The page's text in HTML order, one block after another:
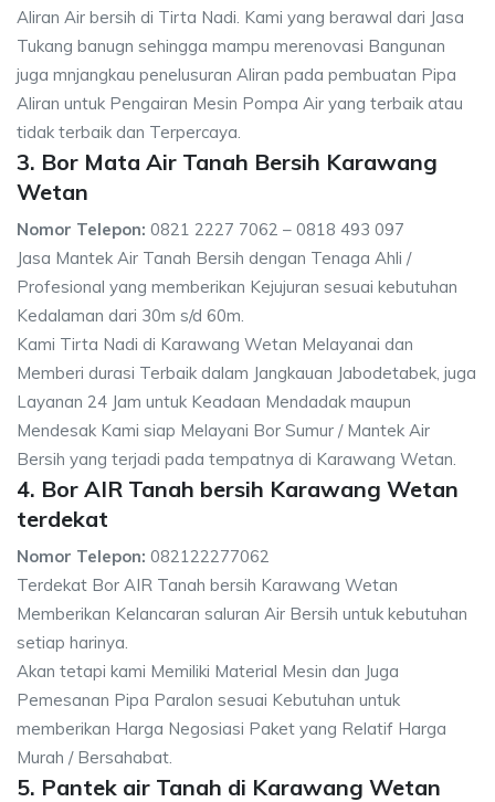
Aliran Air bersih di Tirta Nadi. Kami yang berawal dari Jasa
Tukang banugn sehingga mampu merenovasi Bangunan
juga mnjangkau penelusuran Aliran pada pembuatan Pipa
Aliran untuk Pengairan Mesin Pompa Air yang terbaik atau
tidak terbaik dan Terpercaya.
3. Bor Mata Air Tanah Bersih Karawang
Wetan
Nomor Telepon: 0821 2227 7062 – 0818 493 097
Jasa Mantek Air Tanah Bersih dengan Tenaga Ahli /
Profesional yang memberikan Kejujuran sesuai kebutuhan
Kedalaman dari 30m s/d 60m.
Kami Tirta Nadi di Karawang Wetan Melayanai dan
Memberi durasi Terbaik dalam Jangkauan Jabodetabek, juga
Layanan 24 Jam untuk Keadaan Mendadak maupun
Mendesak Kami siap Melayani Bor Sumur / Mantek Air
Bersih yang terjadi pada tempatnya di Karawang Wetan.
4. Bor AIR Tanah bersih Karawang Wetan
terdekat
Nomor Telepon: 082122277062
Terdekat Bor AIR Tanah bersih Karawang Wetan
Memberikan Kelancaran saluran Air Bersih untuk kebutuhan
setiap harinya.
Akan tetapi kami Memiliki Material Mesin dan Juga
Pemesanan Pipa Paralon sesuai Kebutuhan untuk
memberikan Harga Negosiasi Paket yang Relatif Harga
Murah / Bersahabat.
5. Pantek air Tanah di Karawang Wetan